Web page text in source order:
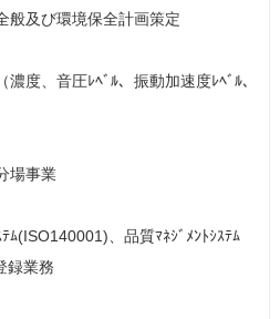
般及び環境保全計画策定
度、音圧ﾚﾍﾞﾙ、振動加速度ﾚﾍﾞﾙ、
場事業
ﾑ(ISO140001)、品質ﾏﾈｼﾞﾒﾝﾄｼｽﾃﾑ
録業務